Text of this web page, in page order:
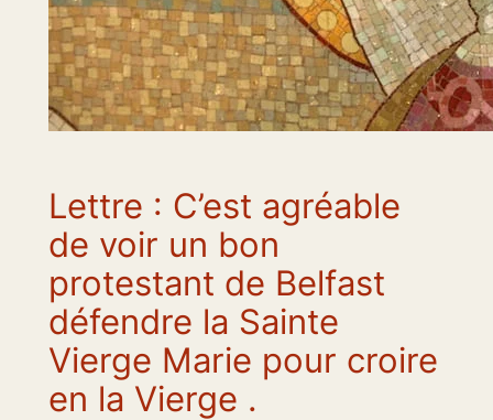
Lettre : C’est agréable
de voir un bon
protestant de Belfast
défendre la Sainte
Vierge Marie pour croire
en la Vierge .